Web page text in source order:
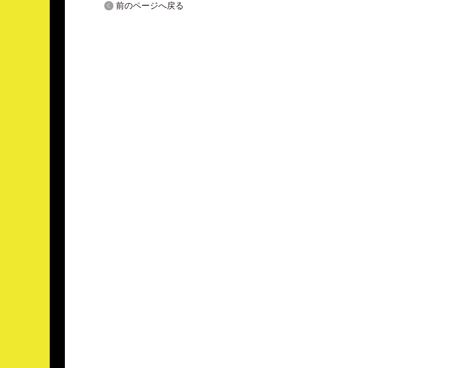
前のページへ戻る